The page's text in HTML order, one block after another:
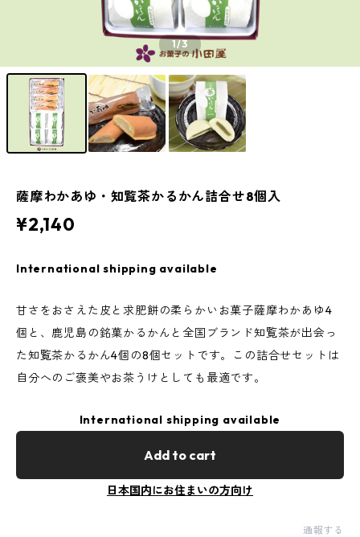
1/3
薩摩わかあゆ・知覧茶かるかん詰合せ8個入
¥2,140
International shipping available
甘さをおさえた皮と求肥餅の柔らかいお菓子薩摩わかあゆ4
個と、鹿児島の銘菓かるかんと全国ブランド知覧茶が出会っ
た知覧茶かるかん4個の8個セットです。この詰合せセットは
自分へのご褒美やお茶うけとしても最適です。
International shipping available
Add to cart
日本国内にお住まいの方向け
通報する